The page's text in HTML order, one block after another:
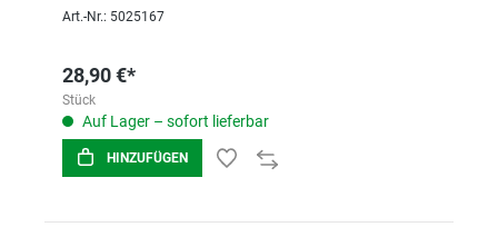
Art.-Nr.: 5025167
28,90 €*
Stück
Auf Lager – sofort lieferbar
HINZUFÜGEN